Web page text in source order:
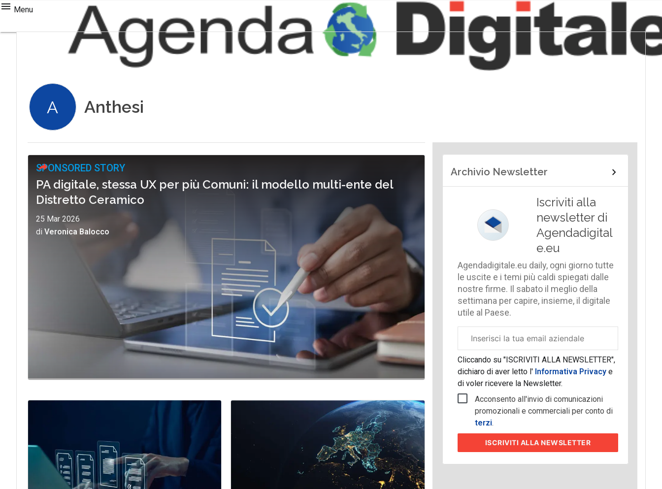
Menu
A Anthesi
SPONSORED STORY
PA digitale, stessa UX per più Comuni: il modello multi-ente del
Distretto Ceramico
25 Mar 2026
di Veronica Balocco
Archivio Newsletter
Iscriviti alla
newsletter di
Agendadigital
e.eu
Agendadigitale.eu daily, ogni giorno tutte
le uscite e i temi più caldi spiegati dalle
nostre firme. Il sabato il meglio della
settimana per capire, insieme, il digitale
utile al Paese.
aziendale
Cliccando su "ISCRIVITI ALLA NEWSLETTER",
dichiaro di aver letto l'Informativa Privacy e
di voler ricevere la Newsletter.
Acconsento all'invio di comunicazioni
promozionali e commerciali per conto di
terzi.
ISCRIVITI ALLA NEWSLETTER